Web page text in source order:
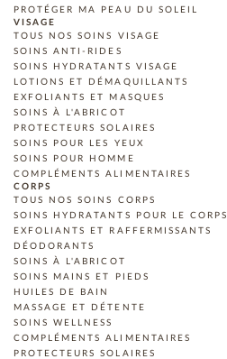
PROTÉGER MA PEAU DU SOLEIL
VISAGE
TOUS NOS SOINS VISAGE
SOINS ANTI-RIDES
SOINS HYDRATANTS VISAGE
LOTIONS ET DÉMAQUILLANTS
EXFOLIANTS ET MASQUES
SOINS À L'ABRICOT
PROTECTEURS SOLAIRES
SOINS POUR LES YEUX
SOINS POUR HOMME
COMPLÉMENTS ALIMENTAIRES
CORPS
TOUS NOS SOINS CORPS
SOINS HYDRATANTS POUR LE CORPS
EXFOLIANTS ET RAFFERMISSANTS
DÉODORANTS
SOINS À L'ABRICOT
SOINS MAINS ET PIEDS
HUILES DE BAIN
MASSAGE ET DÉTENTE
SOINS WELLNESS
COMPLÉMENTS ALIMENTAIRES
PROTECTEURS SOLAIRES